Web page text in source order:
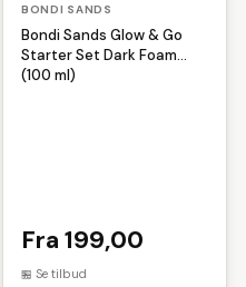
BONDI SANDS
Bondi Sands Glow & Go
Starter Set Dark Foam
(100 ml)
Fra 199,00
Se tilbud